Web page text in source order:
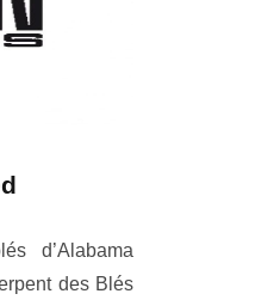
d’Alabama
des Blés